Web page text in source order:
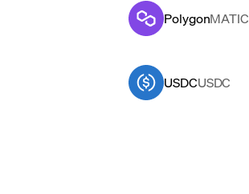
PolygonMATIC
USDCUSDC